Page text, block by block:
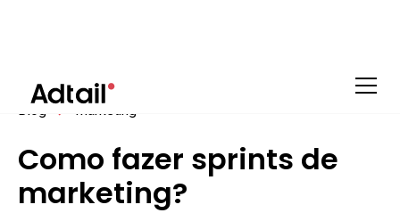
Blog Marketing
Como fazer sprints de
marketing?